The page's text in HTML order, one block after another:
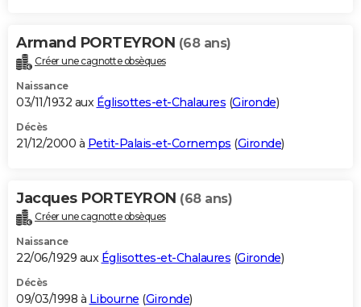
Armand PORTEYRON (68 ans)
Créer une cagnotte obsèques
Naissance
03/11/1932 aux Églisottes-et-Chalaures (Gironde)
Décès
21/12/2000 à Petit-Palais-et-Cornemps (Gironde)
Jacques PORTEYRON (68 ans)
Créer une cagnotte obsèques
Naissance
22/06/1929 aux Églisottes-et-Chalaures (Gironde)
Décès
09/03/1998 à Libourne (Gironde)